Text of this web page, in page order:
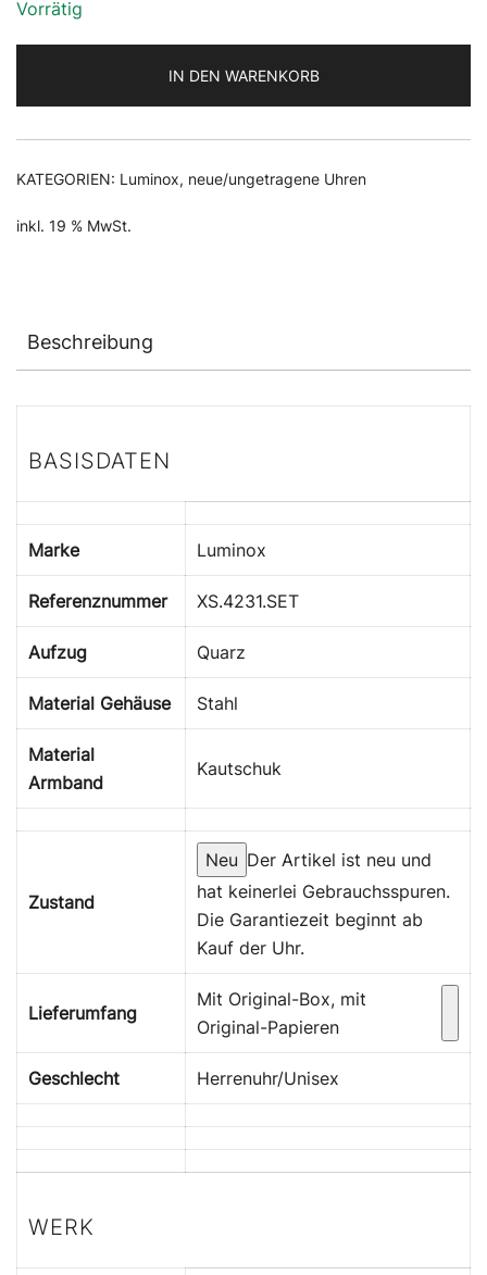
Vorrätig
IN DEN WARENKORB
KATEGORIEN: Luminox, neue/ungetragene Uhren
inkl. 19 % MwSt.
Beschreibung
BASISDATEN
Marke Luminox
Referenznummer XS.4231.SET
Aufzug Quarz
Material Gehäuse Stahl
Material
Armband
Kautschuk
Zustand
Neu Der Artikel ist neu und
hat keinerlei Gebrauchsspuren.
Die Garantiezeit beginnt ab
Kauf der Uhr.
Lieferumfang
Mit Original-Box, mit
Original-Papieren
Geschlecht Herrenuhr/Unisex
WERK